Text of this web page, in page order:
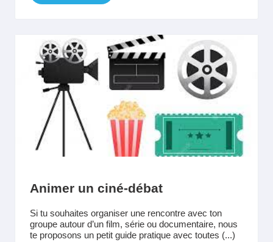
Animer un ciné-débat
Si tu souhaites organiser une rencontre avec ton
groupe autour d’un film, série ou documentaire, nous
te proposons un petit guide pratique avec toutes (...)